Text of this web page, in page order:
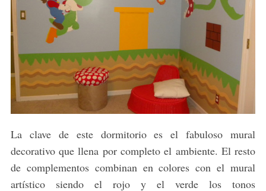
La clave de este dormitorio es el fabuloso mural
decorativo que llena por completo el ambiente. El resto
de complementos combinan en colores con el mural
artístico siendo el rojo y el verde los tonos